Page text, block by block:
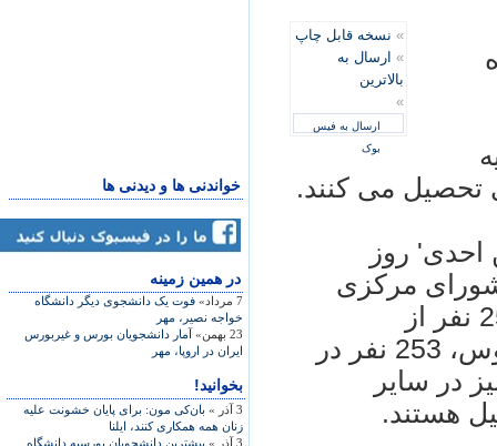
خواندنی ها و دیدنی ها
در همين زمينه
7 مرداد»
فوت یک دانشجوی دیگر دانشگاه
خواجه نصیر، مهر
23 بهمن»
آمار دانشجویان بورس و غیربورس
ایران در اروپا، مهر
بخوانید!
3 آذر »
بان‌کی مون: برای پایان خشونت علیه
زنان همه همکاری کنند، ایلنا
3 آذر »
بیشترین دانشجویان بورسیه دانشگاه
» نسخه قابل چاپ
» ارسال به
بالاترین
»
ارسال به فیس
بوک
احدی' روز
مركزی
دانشگاه آزاد اسلامی افزود: همچنین 251 نفر از
دانشجویان بورسیه این دانشگاه در بلاروس، 253 نفر در
آزاد و 245 نفر نیز در سایر
هستند.